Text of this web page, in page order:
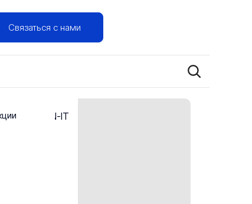
Связаться с нами
CAN-IT